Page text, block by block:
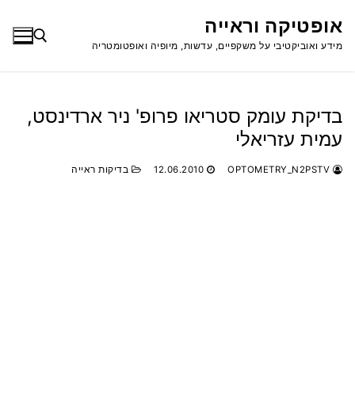
לתוכןאופטיקה וראייה
מידע ואוביקטיבי על משקפיים, עדשות, מיופיה ואופטומטריה
בדיקת עומק סטריאו פרופ' ניר ארדינסט,
עמית עזריאלי
12.06.2010 בדיקות ראייה